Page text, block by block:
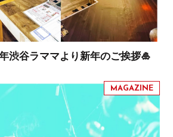
渋谷ラママより新年のご挨拶🎍